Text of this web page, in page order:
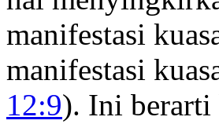
manifestasi
manifestasi
12:9). Ini berarti